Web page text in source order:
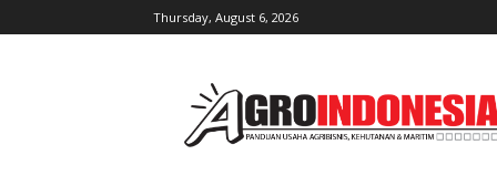
Thursday, August 6, 2026